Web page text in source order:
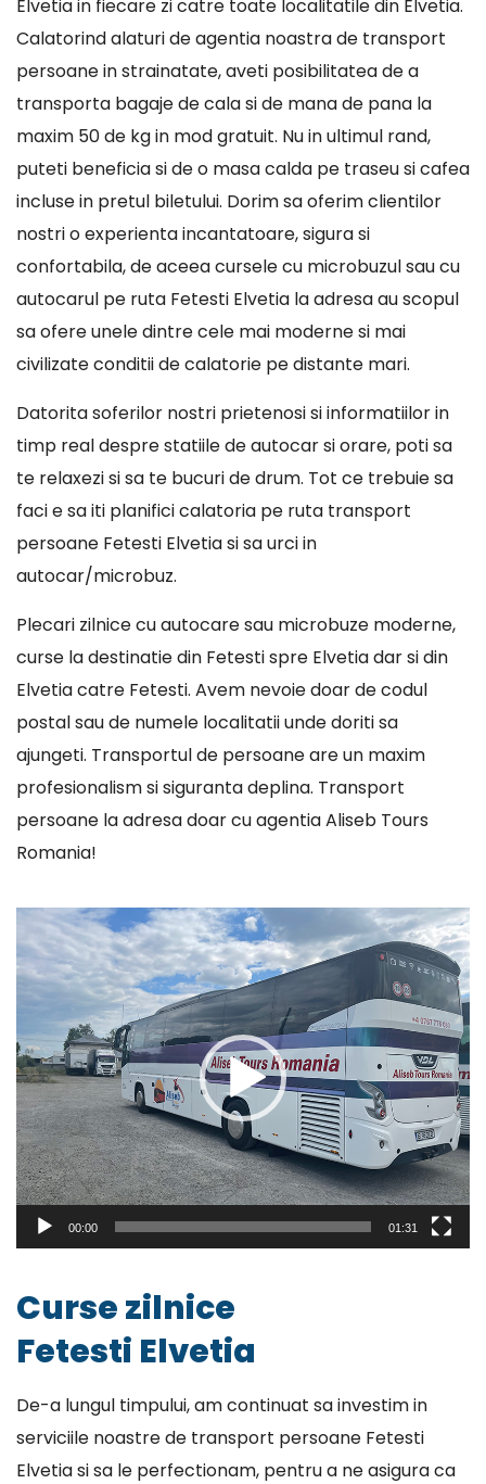
Elvetia in fiecare zi catre toate localitatile din Elvetia.
Calatorind alaturi de agentia noastra de transport
persoane in strainatate, aveti posibilitatea de a
transporta bagaje de cala si de mana de pana la
maxim 50 de kg in mod gratuit. Nu in ultimul rand,
puteti beneficia si de o masa calda pe traseu si cafea
incluse in pretul biletului. Dorim sa oferim clientilor
nostri o experienta incantatoare, sigura si
confortabila, de aceea cursele cu microbuzul sau cu
autocarul pe ruta Fetesti Elvetia la adresa au scopul
sa ofere unele dintre cele mai moderne si mai
civilizate conditii de calatorie pe distante mari.
Datorita soferilor nostri prietenosi si informatiilor in
timp real despre statiile de autocar si orare, poti sa
te relaxezi si sa te bucuri de drum. Tot ce trebuie sa
faci e sa iti planifici calatoria pe ruta transport
persoane Fetesti Elvetia si sa urci in
autocar/microbuz.
Plecari zilnice cu autocare sau microbuze moderne,
curse la destinatie din Fetesti spre Elvetia dar si din
Elvetia catre Fetesti. Avem nevoie doar de codul
postal sau de numele localitatii unde doriti sa
ajungeti. Transportul de persoane are un maxim
profesionalism si siguranta deplina. Transport
persoane la adresa doar cu agentia Aliseb Tours
Romania!
Player
video
00:00 01:31
Curse zilnice
Fetesti Elvetia
De-a lungul timpului, am continuat sa investim in
serviciile noastre de transport persoane Fetesti
Elvetia si sa le perfectionam, pentru a ne asigura ca